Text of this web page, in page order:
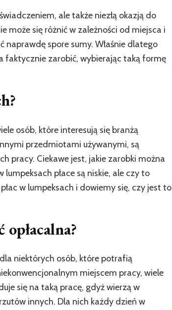
ale także niezłą okazją do
może się różnić w zależności od miejsca i
spore sumy. Właśnie dlatego
faktycznie zarobić, wybierając taką formę
osób, które interesują się branżą
przedmiotami używanymi, są
pracy. Ciekawe jest, jakie zarobki można
płace są niskie, ale czy to
w lumpeksach i dowiemy się, czy jest to
niektórych osób, które potrafią
miejscem pracy, wiele
się na taką pracę, gdyż wierzą w
innych. Dla nich każdy dzień w